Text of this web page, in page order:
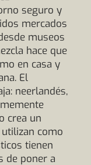
seguro y
mercados
museos
hace que
en casa y
El
neerlandés,
crea un
como
tienen
de poner a